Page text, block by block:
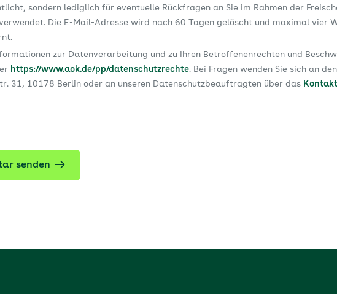
sondern lediglich für eventuelle Rückfragen an Sie im Rahmen der
Die E-Mail-Adresse wird nach 60 Tagen gelöscht und maximal vier
zur Datenverarbeitung und zu Ihren Betroffenenrechten und
https://www.aok.de/pp/datenschutzrechte. Bei Fragen wenden Sie sich an
31, 10178 Berlin oder an unseren Datenschutzbeauftragten über das
senden